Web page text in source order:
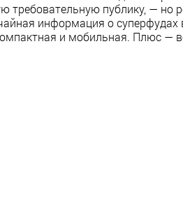
требовательную публику, — но
информация о
и мобильная. Плюс —